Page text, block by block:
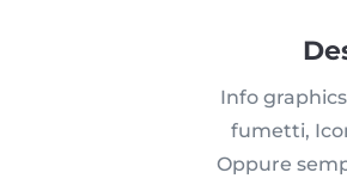
Info
fumetti,
Oppure